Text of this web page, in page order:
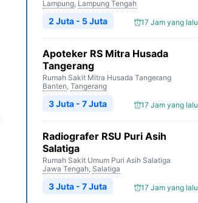
Lampung, Lampung Tengah
17 Jam yang lalu
2 Juta - 5 Juta
Apoteker RS Mitra Husada
Tangerang
Rumah Sakit Mitra Husada Tangerang
Banten, Tangerang
17 Jam yang lalu
3 Juta - 7 Juta
Radiografer RSU Puri Asih
Salatiga
Rumah Sakit Umum Puri Asih Salatiga
Jawa Tengah, Salatiga
17 Jam yang lalu
3 Juta - 7 Juta